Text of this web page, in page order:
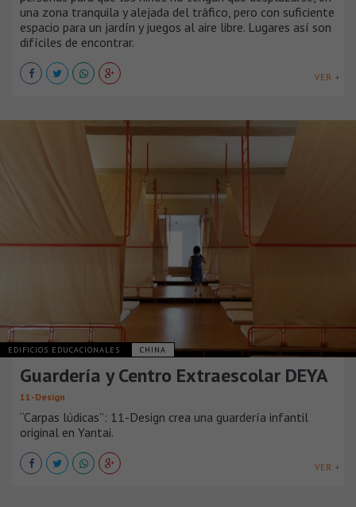
una zona tranquila y alejada del tráfico, pero con suficiente
espacio para un jardín y juegos al aire libre. Lugares así son
difíciles de encontrar.
VER +
EDIFICIOS EDUCACIONALES CHINA
Guardería y Centro Extraescolar DEYA
11-Design
“Carpas lúdicas”: 11-Design crea una guardería infantil
original en Yantai.
VER +